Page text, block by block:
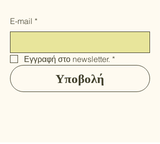
E-mail *
Εγγραφή στο newsletter. *
Υποβολή